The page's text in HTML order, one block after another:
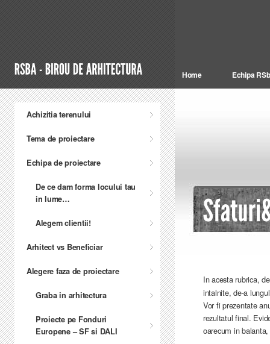
Home Echipa
Achizitia terenului
Tema de proiectare
Echipa de proiectare
De ce dam forma locului tau
in lume…
Alegem clientii!
Arhitect vs Beneficiar
Alegere faza de proiectare
Graba in arhitectura
Proiecte pe Fonduri
Europene – SF si DALI
In acesta rubrica,
intalnite, de-a
Vor fi prezentate
rezultatul final.
oarecum in